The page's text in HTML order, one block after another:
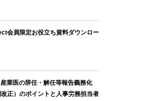
会員限定お役立ち資料ダウンロー
産業医の辞任・解任等報告義務化
改正）のポイントと人事労務担当者